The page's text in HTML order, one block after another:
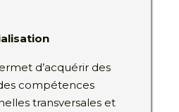
d’acquérir des
compétences
transversales et